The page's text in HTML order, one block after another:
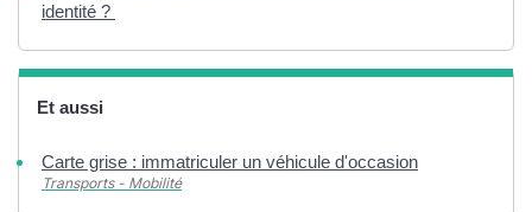
identité ?
Et aussi
Carte grise : immatriculer un véhicule d'occasion
Transports - Mobilité